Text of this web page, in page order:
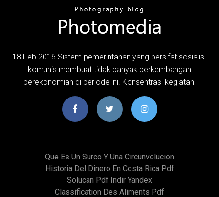
18 Feb 2016 Sistem pemerintahan yang bersifat sosialis-
komunis membuat tidak banyak perkembangan
perekonomian di periode ini. Konsentrasi kegiatan
Que Es Un Surco Y Una Circunvolucion
Historia Del Dinero En Costa Rica Pdf
Solucan Pdf Indir Yandex
Classification Des Aliments Pdf